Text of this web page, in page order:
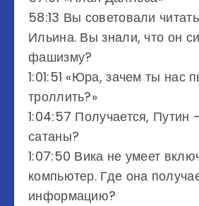
58:13 Вы советовали
Ильина. Вы знали, что он
фашизму?
1:01:51 «Юра, зачем ты нас
троллить?»
1:04:57 Получается, Путин
сатаны?
1:07:50 Вика не умеет
компьютер. Где она
информацию?